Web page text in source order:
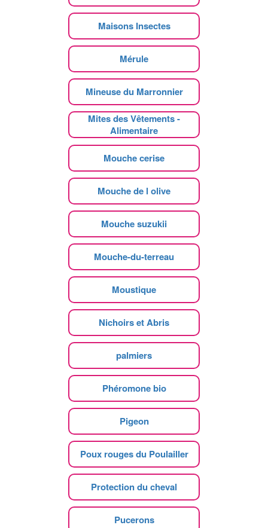
Maisons Insectes
Mérule
Mineuse du Marronnier
Mites des Vêtements -
Alimentaire
Mouche cerise
Mouche de l olive
Mouche suzukii
Mouche-du-terreau
Moustique
Nichoirs et Abris
palmiers
Phéromone bio
Pigeon
Poux rouges du Poulailler
Protection du cheval
Pucerons